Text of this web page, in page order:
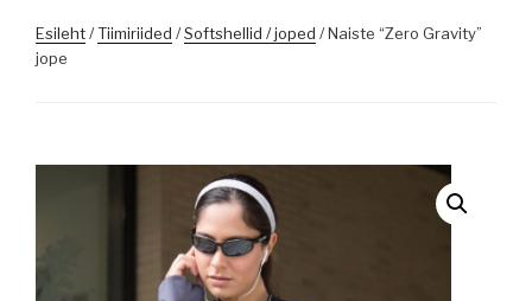
Esileht/Tiimiriided /Softshellid / joped / Naiste “Zero Gravity”
jope